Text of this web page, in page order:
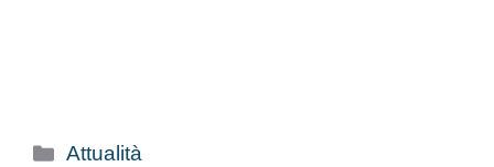
Categorie
Attualità